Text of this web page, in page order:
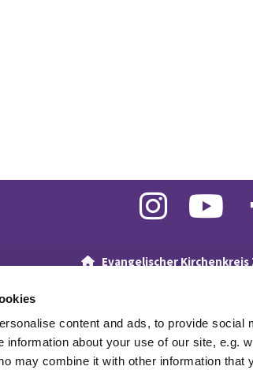
content and ads, to provide social
information about your use of our site, e.g.
may combine it with other information that
Evangelischer Kirchenkreis
E-Mail:
NewsletterSpenden English